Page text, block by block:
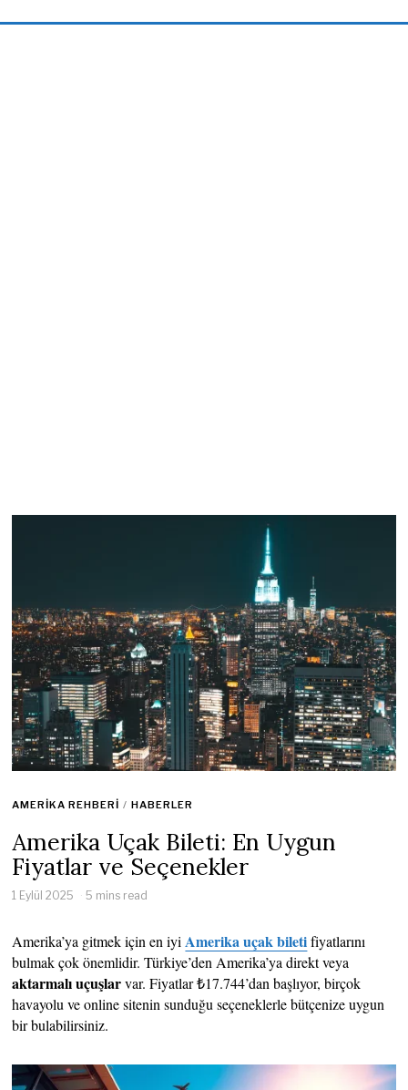
AMERIKA REHBERI / HABERLER
Amerika Uçak Bileti: En Uygun
Fiyatlar ve Seçenekler
1 Eylül 2025 5 mins read
Amerika’ya gitmek için en iyiAmerika uçak biletifiyatlarını
bulmak çok önemlidir. Türkiye’den Amerika’ya direkt veya
aktarmalı uçuşlarvar. Fiyatlar ₺17.744’dan başlıyor, birçok
havayolu ve online sitenin sunduğu seçeneklerle bütçenize uygun
bir bulabilirsiniz.